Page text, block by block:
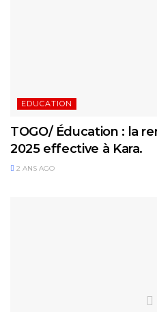
EDUCATION
TOGO/ Éducation : la
2025 effective à Kara.
2 ANS AGO